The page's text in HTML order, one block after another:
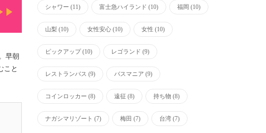
早朝
こと
シャワー (11) 富士急ハイランド (10) 福岡 (10)
山梨 (10) 女性安心 (10) 女性 (10)
ピックアップ(10) レゴランド (9)
レストランバス (9) バスマニア (9)
コインロッカー (8) 遠征 (8) 持ち物 (8)
ナガシマリゾート (7) 梅田 (7) 台湾 (7)